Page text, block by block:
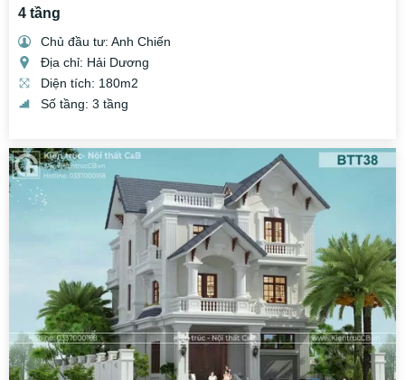
4 tầng
Chủ đầu tư: Anh Chiến
Địa chỉ: Hải Dương
Diện tích: 180m2
Số tầng: 3 tầng